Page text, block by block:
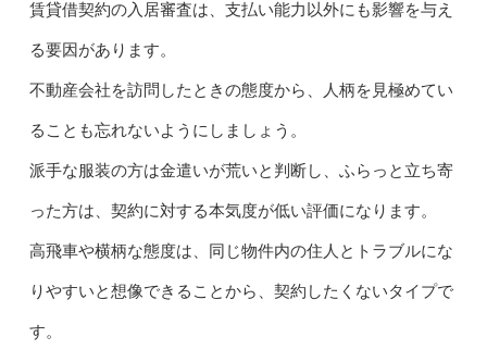
賃貸借契約の入居審査は、支払い能力以外にも影響を与え
る要因があります。
不動産会社を訪問したときの態度から、人柄を見極めてい
ることも忘れないようにしましょう。
派手な服装の方は金遣いが荒いと判断し、ふらっと立ち寄
った方は、契約に対する本気度が低い評価になります。
高飛車や横柄な態度は、同じ物件内の住人とトラブルにな
りやすいと想像できることから、契約したくないタイプで
す。